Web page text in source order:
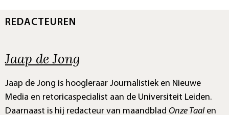
REDACTEUREN
Jaap de Jong
Jaap de Jong is hoogleraar Journalistiek en Nieuwe
Media en retoricaspecialist aan de Universiteit Leiden.
Daarnaast is hij redacteur van maandblad Onze Taalen